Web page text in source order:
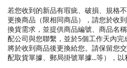
若您收到的新品有瑕疵、破損、規格
更換商品（限相同商品），請您於收
換貨需求，並提供商品編號、商品名
配公司與您聯繫，並於5個工作天內
將於收到商品後更換給您。請保留您
配取貨單據、郵局掛號單據...等），以